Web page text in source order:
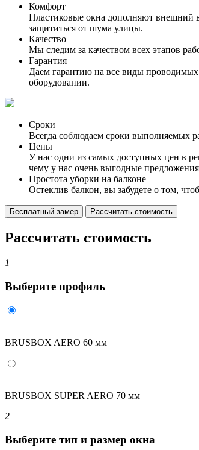
Комфорт
Пластиковые окна дополняют внешний
защититься от шума улицы.
Качество
Мы следим за качеством всех этапов
Гарантия
Даем гарантию на все виды
оборудовании.
Сроки
Всегда соблюдаем сроки выполняемых
Цены
У нас одни из самых доступных цен в
чему у нас очень выгодные
Простота уборки на балконе
Остеклив балкон, вы забудете о том,
Бесплатный замер Рассчитать стоимость
Рассчитать стоимость
1
Выберите профиль
BRUSBOX AERO 60 мм
BRUSBOX SUPER AERO 70 мм
2
Выберите тип и размер окна